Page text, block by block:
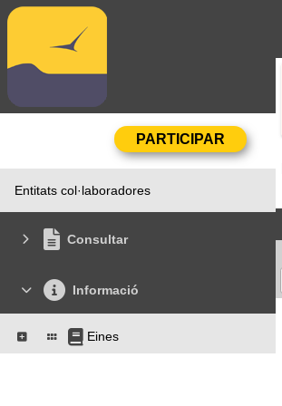
Entitats col·laboradores
Consultar
Informació
Eines